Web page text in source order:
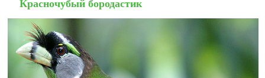
Красночубый бородастик